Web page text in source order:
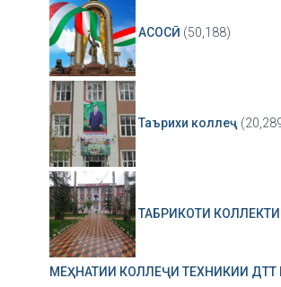
АСОСӢ (50,188)
Таърихи коллеҷ
ТАБРИКОТИ
МЕҲНАТИИ КОЛЛЕҶИ ТЕХНИКИИ ДТТ